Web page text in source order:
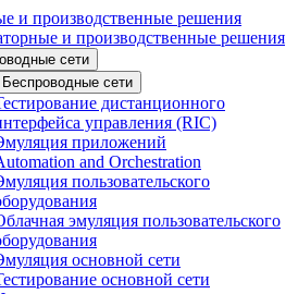
и производственные решения
и производственные решения
сети
Беспроводные сети
дистанционного
управления (RIC)
приложений
and Orchestration
пользовательского
эмуляция пользовательского
основной сети
основной сети